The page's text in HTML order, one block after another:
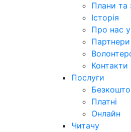
Плани та
Історія
Про нас
Партнери
Контакти
Послуги
Платні
Онлайн
Читачу